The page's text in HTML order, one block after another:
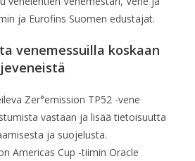
ja Eurofins Suomen edustajat.
venemessuilla koskaan
Zer°emission TP52 -vene
vastaan ja lisää tietoisuutta
ja suojelusta.
Americas Cup -tiimin Oracle